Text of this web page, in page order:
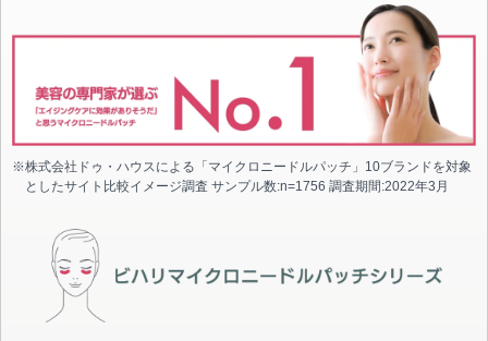
※株式会社ドゥ・ハウスによる「マイクロニードルパッチ」10ブランドを対象
としたサイト比較イメージ調査 サンプル数:n=1756 調査期間:2022年3月